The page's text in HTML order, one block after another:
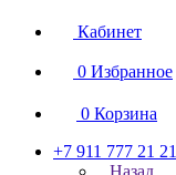
Кабинет
0 Избранное
0 Корзина
+7 911 777 21 21
Назад